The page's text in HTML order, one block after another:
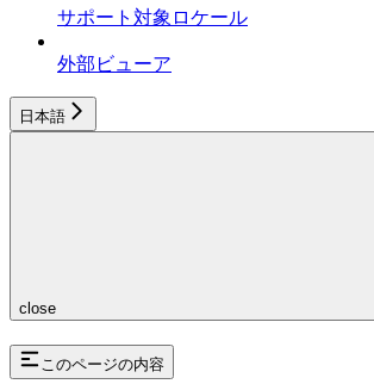
サポート対象ロケール
外部ビューア
日本語
close
このページの内容